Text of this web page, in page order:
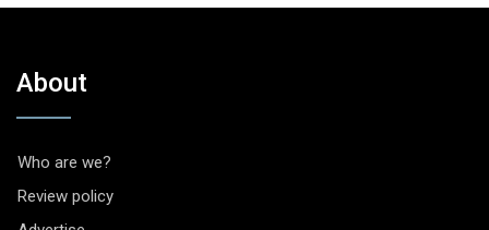
About
Who are we?
Review policy